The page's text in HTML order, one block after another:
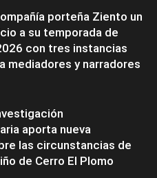
porteña Ziento un
a su temporada de
con tres instancias
mediadores y narradores
aporta nueva
las circunstancias de
de Cerro El Plomo